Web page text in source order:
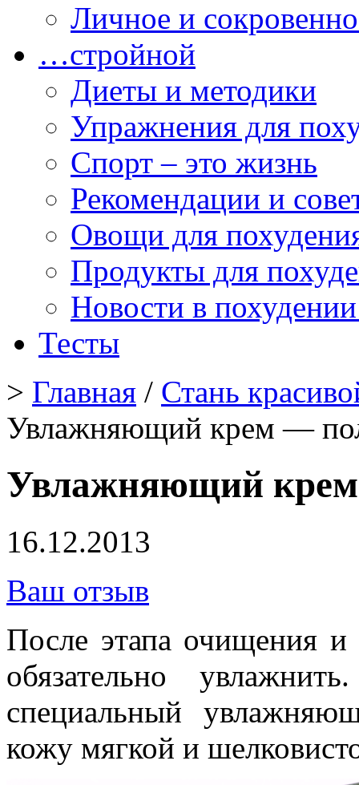
Личное и
…стройной
Диеты и методики
Упражнения для
Спорт – это жизнь
Рекомендации и
Овощи для
Продукты для
Новости в
Тесты
> Главная / Стань
Увлажняющий крем —
Увлажняющий
16.12.2013
Ваш отзыв
После этапа очищения и
обязательно
специальный
кожу мягкой и